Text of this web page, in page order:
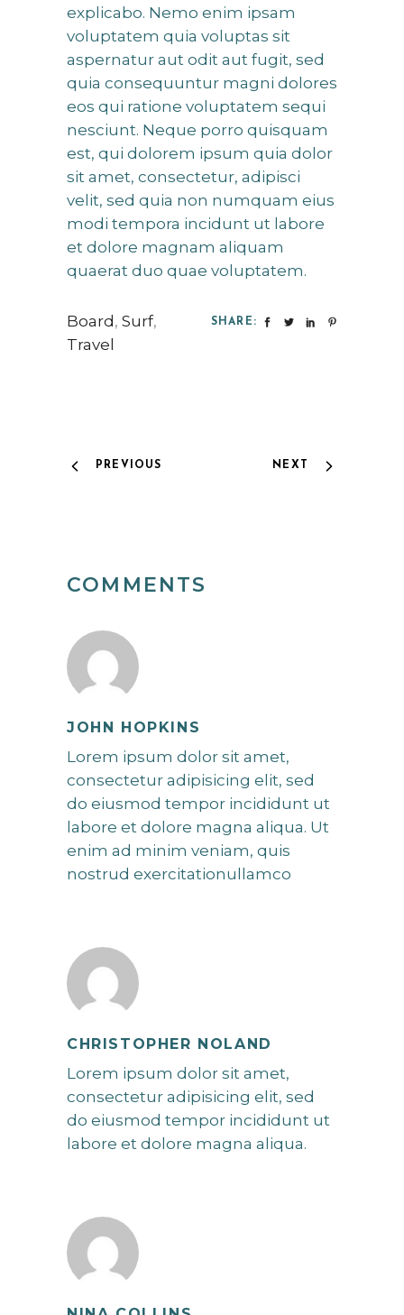
explicabo. Nemo enim ipsam
voluptatem quia voluptas sit
aspernatur aut odit aut fugit, sed
quia consequuntur magni dolores
eos qui ratione voluptatem sequi
nesciunt. Neque porro quisquam
est, qui dolorem ipsum quia dolor
sit amet, consectetur, adipisci
velit, sed quia non numquam eius
modi tempora incidunt ut labore
et dolore magnam aliquam
quaerat duo quae voluptatem.
Board , Surf,
Travel
SHARE:
PREVIOUS NEXT
COMMENTS
JOHN HOPKINS
Lorem ipsum dolor sit amet,
consectetur adipisicing elit, sed
do eiusmod tempor incididunt ut
labore et dolore magna aliqua. Ut
enim ad minim veniam, quis
nostrud exercitationullamco
CHRISTOPHER NOLAND
Lorem ipsum dolor sit amet,
consectetur adipisicing elit, sed
do eiusmod tempor incididunt ut
labore et dolore magna aliqua.